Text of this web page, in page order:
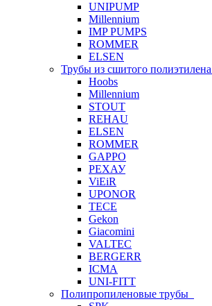
UNIPUMP
Millennium
IMP PUMPS
ROMMER
ELSEN
Трубы из сшитого полиэтилена
Hoobs
Millennium
STOUT
REHAU
ELSEN
ROMMER
GAPPO
РЕХАУ
ViEiR
UPONOR
TECE
Gekon
Giacomini
VALTEC
BERGERR
ICMA
UNI-FITT
Полипропиленовые трубы